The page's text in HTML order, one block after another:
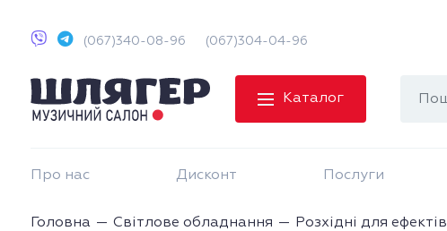
(067)340-08-96 (067)304-04-96
Каталог
Про нас Дисконт Послуги
Головна Світлове обладнання Розхідні для ефектів